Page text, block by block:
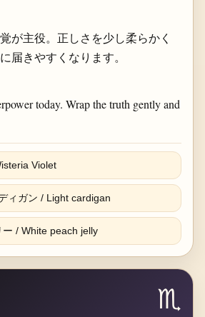
が主役。正しさを少し柔らかく
届きやすくなります。
today. Wrap the truth gently and
Violet
ィガン / Light cardigan
ー / White peach jelly
♏